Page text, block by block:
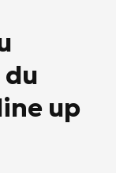
du
up